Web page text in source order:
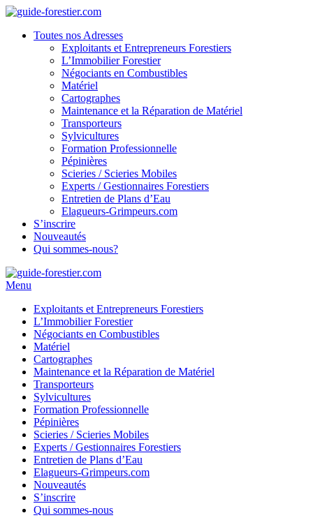
Toutes nos Adresses
Exploitants et Entrepreneurs Forestiers
L’Immobilier Forestier
Négociants en Combustibles
Matériel
Cartographes
Maintenance et la Réparation de Matériel
Transporteurs
Sylvicultures
Formation Professionnelle
Pépinières
Scieries / Scieries Mobiles
Experts / Gestionnaires Forestiers
Entretien de Plans d’Eau
Elagueurs-Grimpeurs.com
S’inscrire
Nouveautés
Qui sommes-nous?
Menu
Exploitants et Entrepreneurs Forestiers
L’Immobilier Forestier
Négociants en Combustibles
Matériel
Cartographes
Maintenance et la Réparation de Matériel
Transporteurs
Sylvicultures
Formation Professionnelle
Pépinières
Scieries / Scieries Mobiles
Experts / Gestionnaires Forestiers
Entretien de Plans d’Eau
Elagueurs-Grimpeurs.com
Nouveautés
S’inscrire
Qui sommes-nous